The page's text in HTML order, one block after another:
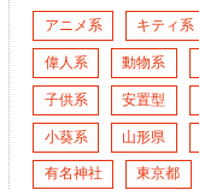
アニメ系 キティ系
偉人系 動物系
子供系 安置型
小葵系 山形県
有名神社 東京都